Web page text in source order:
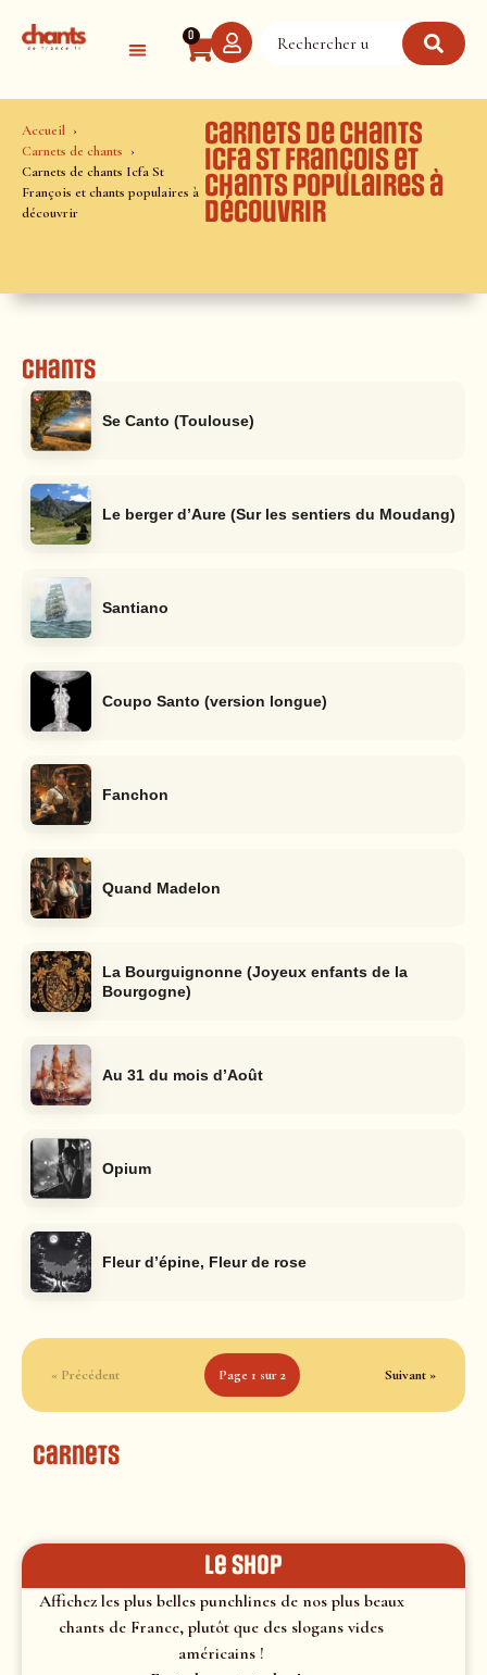
0
Accueil
Carnets de chants
Carnets de chants Icfa St
François et chants populaires à
découvrir
Carnets de chants
Icfa St François et
chants populaires à
découvrir
Chants
Se Canto (Toulouse)
Le berger d’Aure (Sur les sentiers du Moudang)
Santiano
Coupo Santo (version longue)
Fanchon
Quand Madelon
La Bourguignonne (Joyeux enfants de la
Bourgogne)
Au 31 du mois d’Août
Opium
Fleur d’épine, Fleur de rose
« Précédent Page 1 sur 2 Suivant »
Carnets
le shop
Affichez les plus belles punchlines de nos plus beaux
chants de France, plutôt que des slogans vides
américains !